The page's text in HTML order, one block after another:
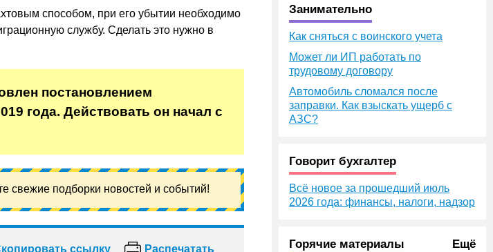
способом, при его убытии необходимо
службу. Сделать это нужно в
постановлением
года. Действовать он начал с
свежие подборки новостей и событий!
ссылку Распечатать
Занимательно
Как сняться с воинского учета
Может ли ИП работать по
трудовому договору
Автомобиль сломался после
заправки. Как взыскать ущерб с
АЗС?
Говорит бухгалтер
Всё новое за прошедший июль
2026 года: финансы, налоги, надзор
Горячие материалы Ещё